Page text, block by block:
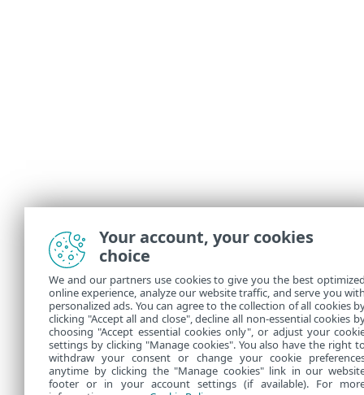
Your account, your cookies
choice
We and our partners use cookies to give you the best
online experience, analyze our website traffic, and serve you
personalized ads. You can agree to the collection of all cookies
clicking "Accept all and close", decline all non-essential cookies
choosing "Accept essential cookies only", or adjust your
settings by clicking "Manage cookies". You also have the right
withdraw your consent or change your cookie
anytime by clicking the "Manage cookies" link in our
footer or in your account settings (if available). For